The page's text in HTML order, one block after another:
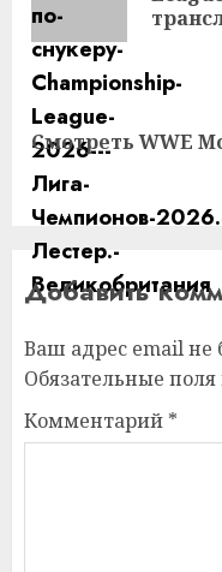
Следующая
запись:
Смотреть WWE
Добавить
Ваш адрес email не
Обязательные
Комментарий *